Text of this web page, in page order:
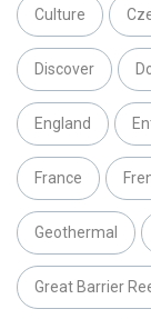
Culture
Discover
England
France
Geothermal
Great Barrier